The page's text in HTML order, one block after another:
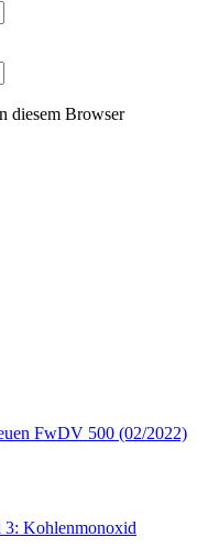
diesem Browser
FwDV 500 (02/2022)
3: Kohlenmonoxid